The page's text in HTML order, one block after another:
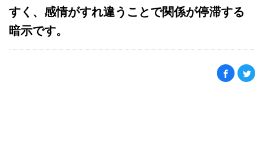
すく、感情がすれ違うことで関係が停滞する
暗示です。